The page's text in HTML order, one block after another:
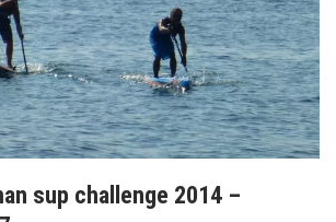
sup challenge 2014 –